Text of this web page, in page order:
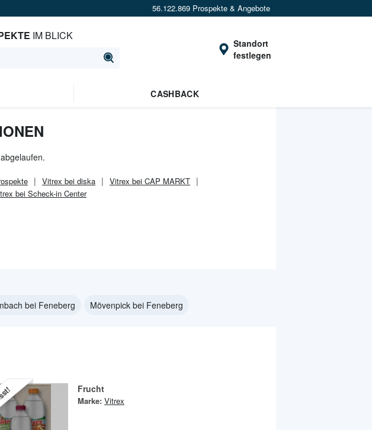
56.122.869 Prospekte & Angebote
IM BLICK
Standort
festlegen
CASHBACK
Vitrex bei diska
Vitrex bei CAP MARKT
bei Scheck-in Center
bei Feneberg Mövenpick bei Feneberg
Frucht
Marke: Vitrex